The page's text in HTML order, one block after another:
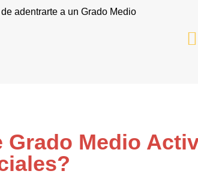
adentrarte a un Grado Medio
Medio